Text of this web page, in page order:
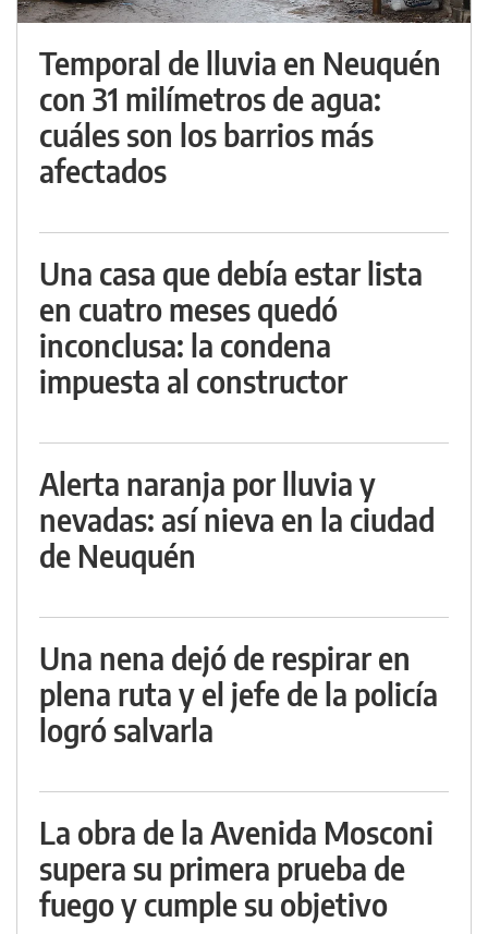
Temporal de lluvia en Neuquén
con 31 milímetros de agua:
cuáles son los barrios más
afectados
Una casa que debía estar lista
en cuatro meses quedó
inconclusa: la condena
impuesta al constructor
Alerta naranja por lluvia y
nevadas: así nieva en la ciudad
de Neuquén
Una nena dejó de respirar en
plena ruta y el jefe de la policía
logró salvarla
La obra de la Avenida Mosconi
supera su primera prueba de
fuego y cumple su objetivo